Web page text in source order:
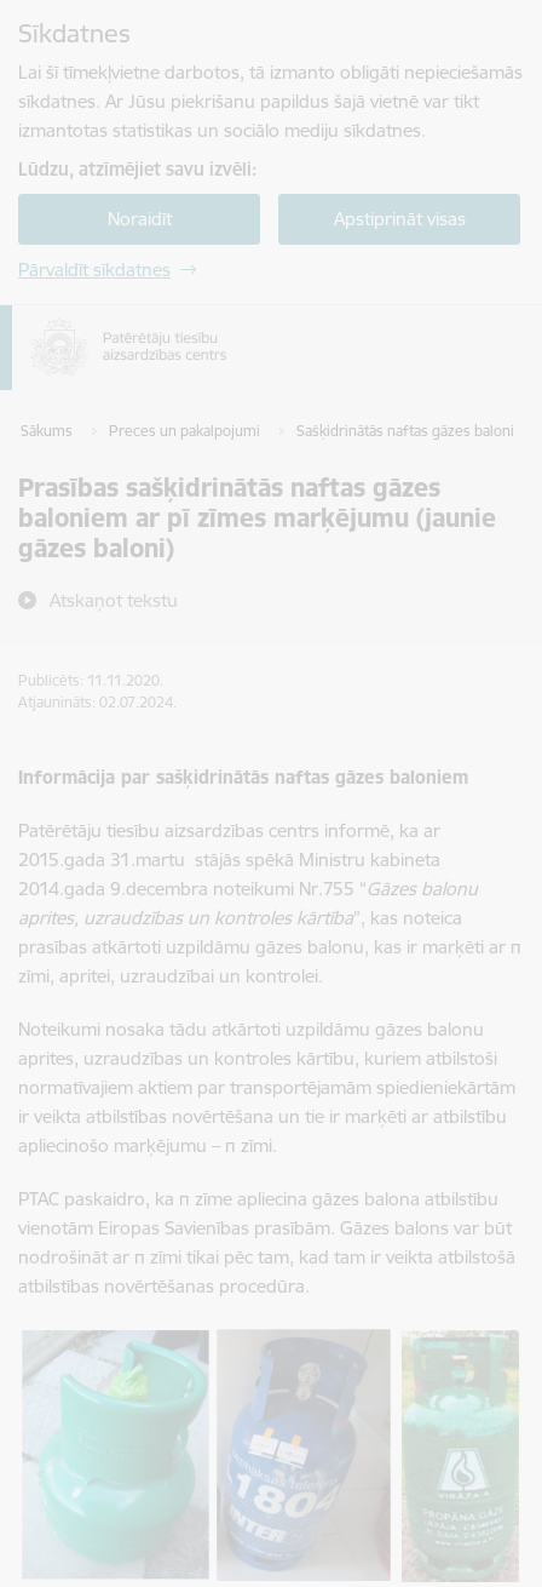
Sīkdatnes
Lai šī tīmekļvietne darbotos, tā izmanto obligāti nepieciešamās
sīkdatnes. Ar Jūsu piekrišanu papildus šajā vietnē var tikt
izmantotas statistikas un sociālo mediju sīkdatnes.
Lūdzu, atzīmējiet savu izvēli:
Noraidīt Apstiprināt visas
Pārvaldīt sīkdatnes
Sākums Preces un pakalpojumi Sašķidrinātās naftas gāzes baloni
Prasības sašķidrinātās naftas gāzes
baloniem ar pī zīmes marķējumu (jaunie
gāzes baloni)
Atskaņot tekstu
Publicēts: 11.11.2020.
Atjaunināts: 02.07.2024.
Informācija par sašķidrinātās naftas gāzes baloniem
Patērētāju tiesību aizsardzības centrs informē, ka ar
2015.gada 31.martu stājās spēkā Ministru kabineta
2014.gada 9.decembra noteikumi Nr.755 “Gāzes balonu
aprites, uzraudzības un kontroles kārtība”, kas noteica
prasības atkārtoti uzpildāmu gāzes balonu, kas ir marķēti ar π
zīmi, apritei, uzraudzībai un kontrolei.
Noteikumi nosaka tādu atkārtoti uzpildāmu gāzes balonu
aprites, uzraudzības un kontroles kārtību, kuriem atbilstoši
normatīvajiem aktiem par transportējamām spiedieniekārtām
ir veikta atbilstības novērtēšana un tie ir marķēti ar atbilstību
apliecinošo marķējumu – π zīmi.
PTAC paskaidro, ka π zīme apliecina gāzes balona atbilstību
vienotām Eiropas Savienības prasībām. Gāzes balons var būt
nodrošināt ar π zīmi tikai pēc tam, kad tam ir veikta atbilstošā
atbilstības novērtēšanas procedūra.